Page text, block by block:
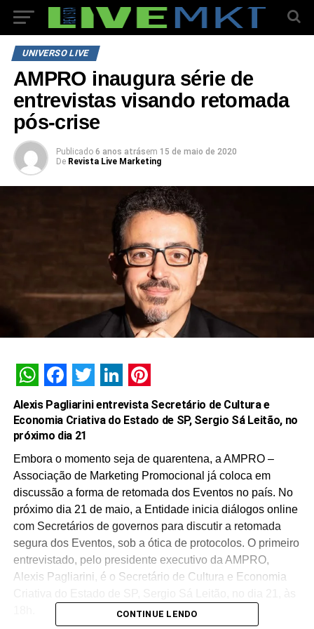
UNIVERSO LIVE
AMPRO inaugura série de
entrevistas visando retomada
pós-crise
Publicado 6 anos atrásem 15 de maio de 2020
De Revista Live Marketing
WhatsApp
Facebook
Twitter
LinkedIn
Pinterest
Alexis Pagliarini entrevista Secretário de Cultura e
Economia Criativa do Estado de SP, Sergio Sá Leitão, no
próximo dia 21
Embora o momento seja de quarentena, a AMPRO –
Associação de Marketing Promocional já coloca em
discussão a forma de retomada dos Eventos no país. No
próximo dia 21 de maio, a Entidade inicia diálogos online
com Secretários de governos para discutir a retomada
segura dos Eventos, sob a ótica de protocolos. O primeiro
entrevistado, pelo presidente executivo da AMPRO,
Alexis Pagliarini, é o Secretário de Cultura e Economia
CONTINUE LENDO